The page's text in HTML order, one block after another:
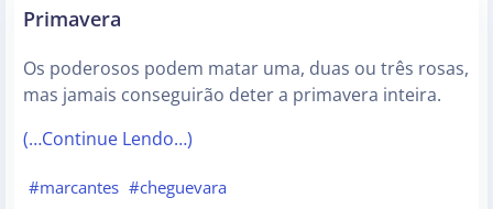
Primavera
Os poderosos podem matar uma, duas ou três rosas,
mas jamais conseguirão deter a primavera inteira.
(…Continue Lendo…)
#marcantes #cheguevara